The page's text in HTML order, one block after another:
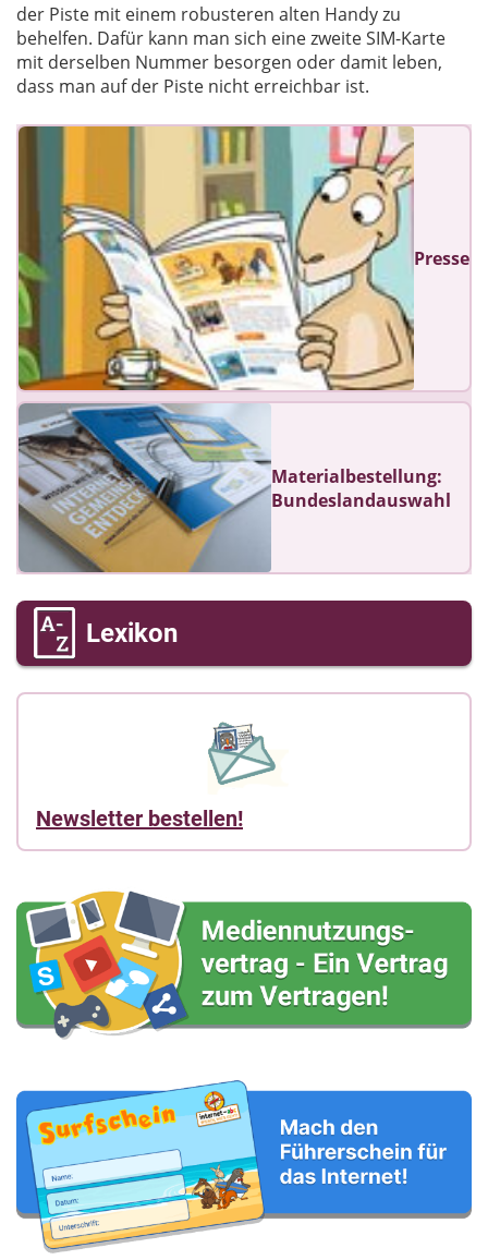
der Piste mit einem robusteren alten Handy zu
behelfen. Dafür kann man sich eine zweite SIM-Karte
mit derselben Nummer besorgen oder damit leben,
dass man auf der Piste nicht erreichbar ist.
Presse
Materialbestellung:
Bundeslandauswahl
Lexikon
Newsletter bestellen!